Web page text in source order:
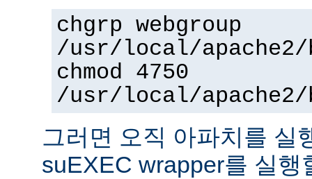
chgrp webgroup
/usr/local/apache2/
chmod 4750
/usr/local/apache2/
그러면 오직 아파치를 실
suEXEC wrapper를 실행